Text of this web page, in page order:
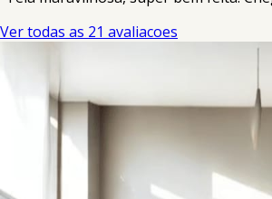
Ver todas as 21 avaliacoes